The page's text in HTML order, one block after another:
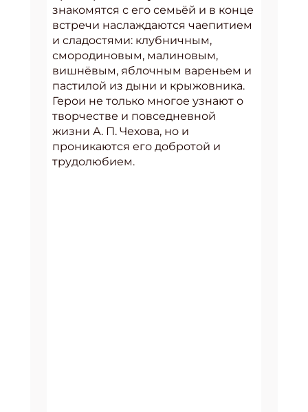
знакомятся с его семьёй и в конце
встречи наслаждаются чаепитием
и сладостями: клубничным,
смородиновым, малиновым,
вишнёвым, яблочным вареньем и
пастилой из дыни и крыжовника.
Герои не только многое узнают о
творчестве и повседневной
жизни А. П. Чехова, но и
проникаются его добротой и
трудолюбием.